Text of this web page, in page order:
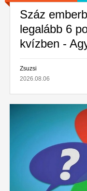
Száz
legalább 6
kvízben -
Zsuzsi
2026.08.06